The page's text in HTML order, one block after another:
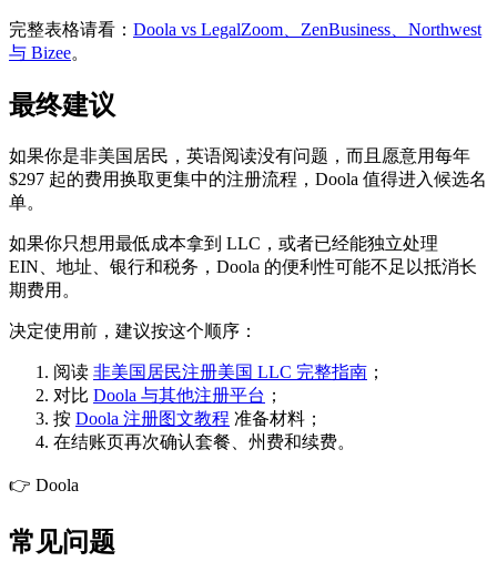
完整表格请看： Doola vs LegalZoom、ZenBusiness、Northwest
与 Bizee。
最终建议
如果你是非美国居民，英语阅读没有问题，而且愿意用每年
$297 起的费用换取更集中的注册流程，Doola 值得进入候选名
单。
如果你只想用最低成本拿到 LLC，或者已经能独立处理
EIN、地址、银行和税务，Doola 的便利性可能不足以抵消长
期费用。
决定使用前，建议按这个顺序：
阅读 非美国居民注册美国 LLC 完整指南 ；
对比 Doola 与其他注册平台 ；
按 Doola 注册图文教程 准备材料；
在结账页再次确认套餐、州费和续费。
👉 Doola
常见问题